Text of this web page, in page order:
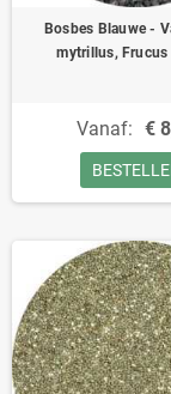
Bosbes Blauwe -
mytrillus,
Vanaf: €